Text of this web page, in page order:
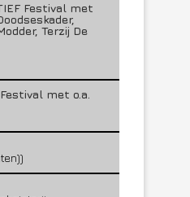
Festival met
Terzij De
met o.a.